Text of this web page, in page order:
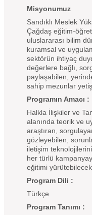
Misyonumuz
Sandıklı Meslek
Çağdaş eğitim-
uluslararası bilim
kuramsal ve
sektörün ihtiyaç
değerlere bağlı,
paylaşabilen,
sahip mezunlar
Programın Amacı :
Halkla İlişkiler ve
alanında teorik ve
araştıran,
gözleyebilen,
iletişim
her türlü
eğitimi
Program Dili :
Türkçe
Program Tanımı :